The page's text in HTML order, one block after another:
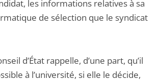
les informations relatives à sa
de sélection que le syndicat
d’État rappelle, d’une part, qu’il
à l’université, si elle le décide,